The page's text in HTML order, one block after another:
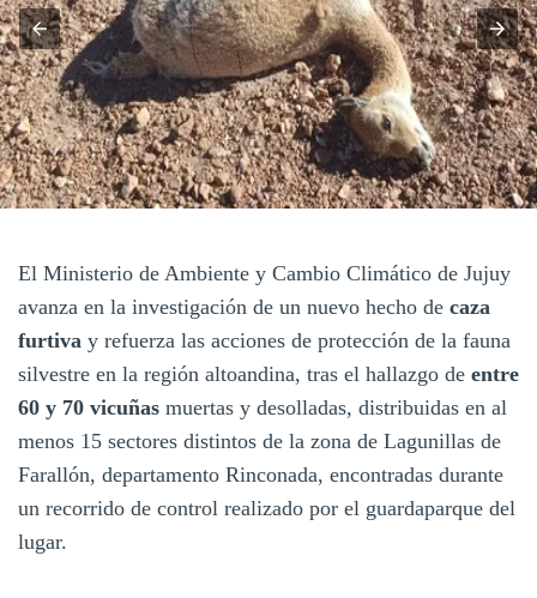
El Ministerio de Ambiente y Cambio Climático de Jujuy
avanza en la investigación de un nuevo hecho de caza
furtiva y refuerza las acciones de protección de la fauna
silvestre en la región altoandina, tras el hallazgo de entre
60 y 70 vicuñas muertas y desolladas, distribuidas en al
menos 15 sectores distintos de la zona de Lagunillas de
Farallón, departamento Rinconada, encontradas durante
un recorrido de control realizado por el guardaparque del
lugar.